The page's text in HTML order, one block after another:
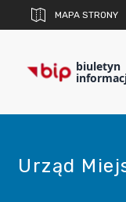
MAPA STRONY
biuletyn
Urząd